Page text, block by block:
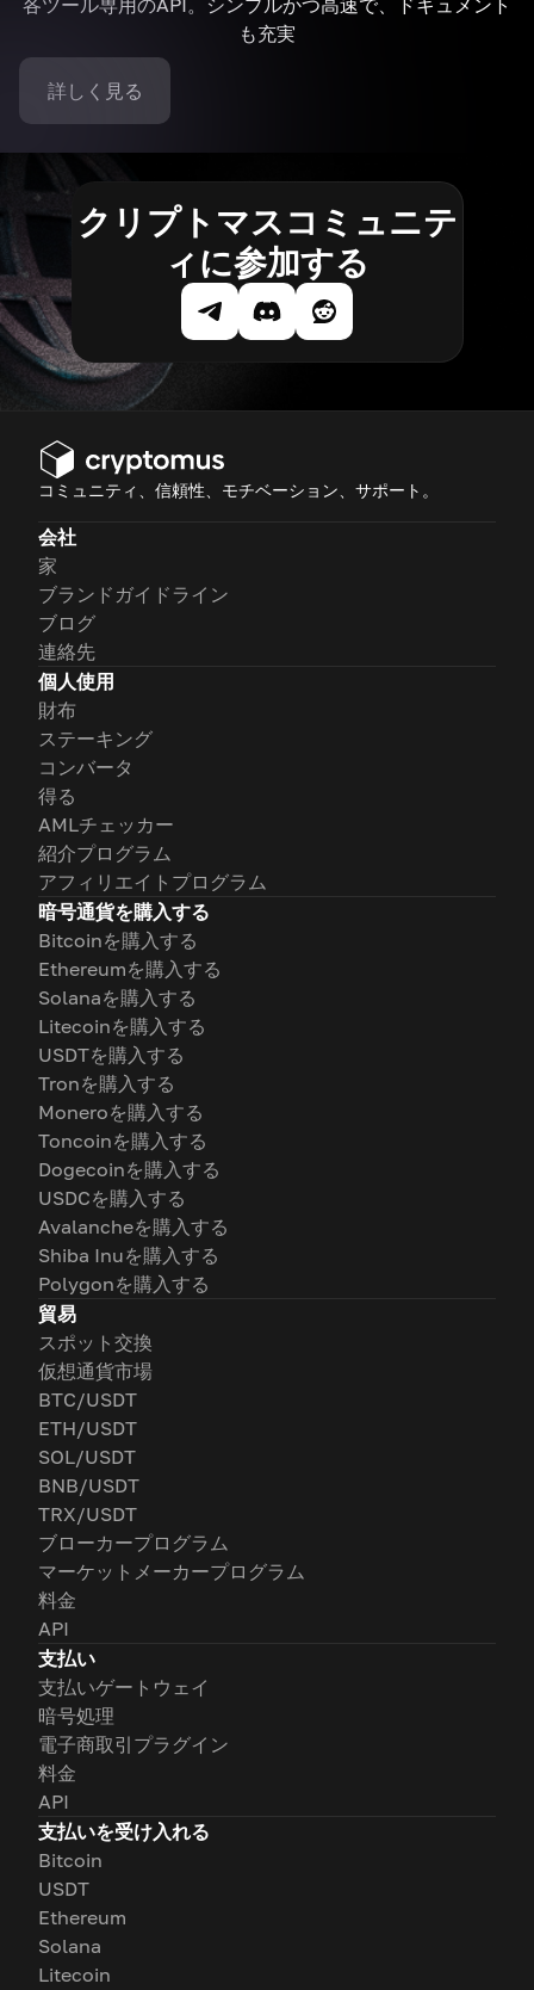
各ツール専用のAPI。シンプルかつ高速で、ドキュメント
も充実
詳しく見る
クリプトマスコミュニテ
ィに参加する
コミュニティ、信頼性、モチベーション、サポート。
会社
家
ブランドガイドライン
ブログ
連絡先
個人使用
財布
ステーキング
コンバータ
得る
AMLチェッカー
紹介プログラム
アフィリエイトプログラム
暗号通貨を購入する
Bitcoinを購入する
Ethereumを購入する
Solanaを購入する
Litecoinを購入する
USDTを購入する
Tronを購入する
Moneroを購入する
Toncoinを購入する
Dogecoinを購入する
USDCを購入する
Avalancheを購入する
Shiba Inuを購入する
Polygonを購入する
貿易
スポット交換
仮想通貨市場
BTC/USDT
ETH/USDT
SOL/USDT
BNB/USDT
TRX/USDT
ブローカープログラム
マーケットメーカープログラム
料金
API
支払い
支払いゲートウェイ
暗号処理
電子商取引プラグイン
料金
API
支払いを受け入れる
Bitcoin
USDT
Ethereum
Solana
Litecoin